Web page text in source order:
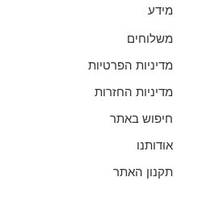
מידע
משלוחים
מדיניות הפרטיות
מדיניות החזרות
חיפוש באתר
אודותנו
תקנון האתר